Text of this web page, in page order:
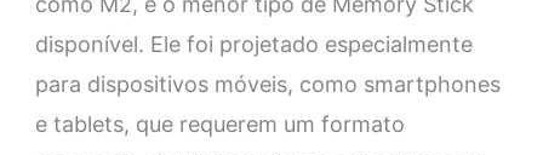
disponível. Ele foi projetado especialmente
para dispositivos móveis, como smartphones
e tablets, que requerem um formato